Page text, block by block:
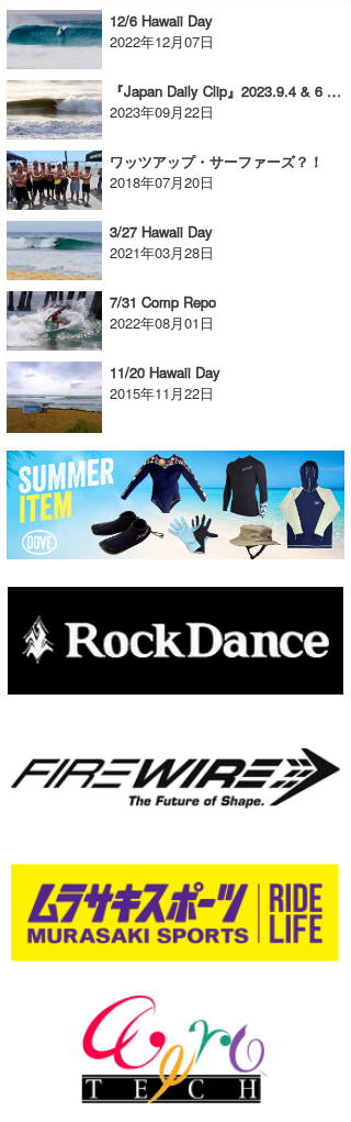
12/6 Hawaii Day
2022年12月07日
『Japan Daily Clip』2023.9.4 & 6 @ Miyazaki
2023年09月22日
ワッツアップ・サーファーズ？！
2018年07月20日
3/27 Hawaii Day
2021年03月28日
7/31 Comp Repo
2022年08月01日
11/20 Hawaii Day
2015年11月22日
VAGY
waka☆=
YUKI☆
たっちー
ハンマー
まっきー
三輪予報士
小川予報士
上田純子
上條将美
唐澤予報士
SancheZ
米山予報士
wanda
banpaku
Romisea